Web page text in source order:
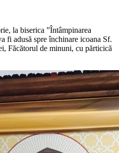
la biserica ”Întâmpinarea
fi adusă spre închinare icoana Sf.
Făcătorul de minuni, cu părticică